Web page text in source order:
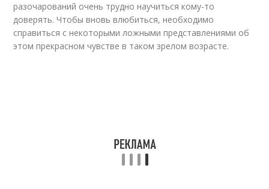
разочарований очень трудно научиться кому-то
доверять. Чтобы вновь влюбиться, необходимо
справиться с некоторыми ложными представлениями об
этом прекрасном чувстве в таком зрелом возрасте.